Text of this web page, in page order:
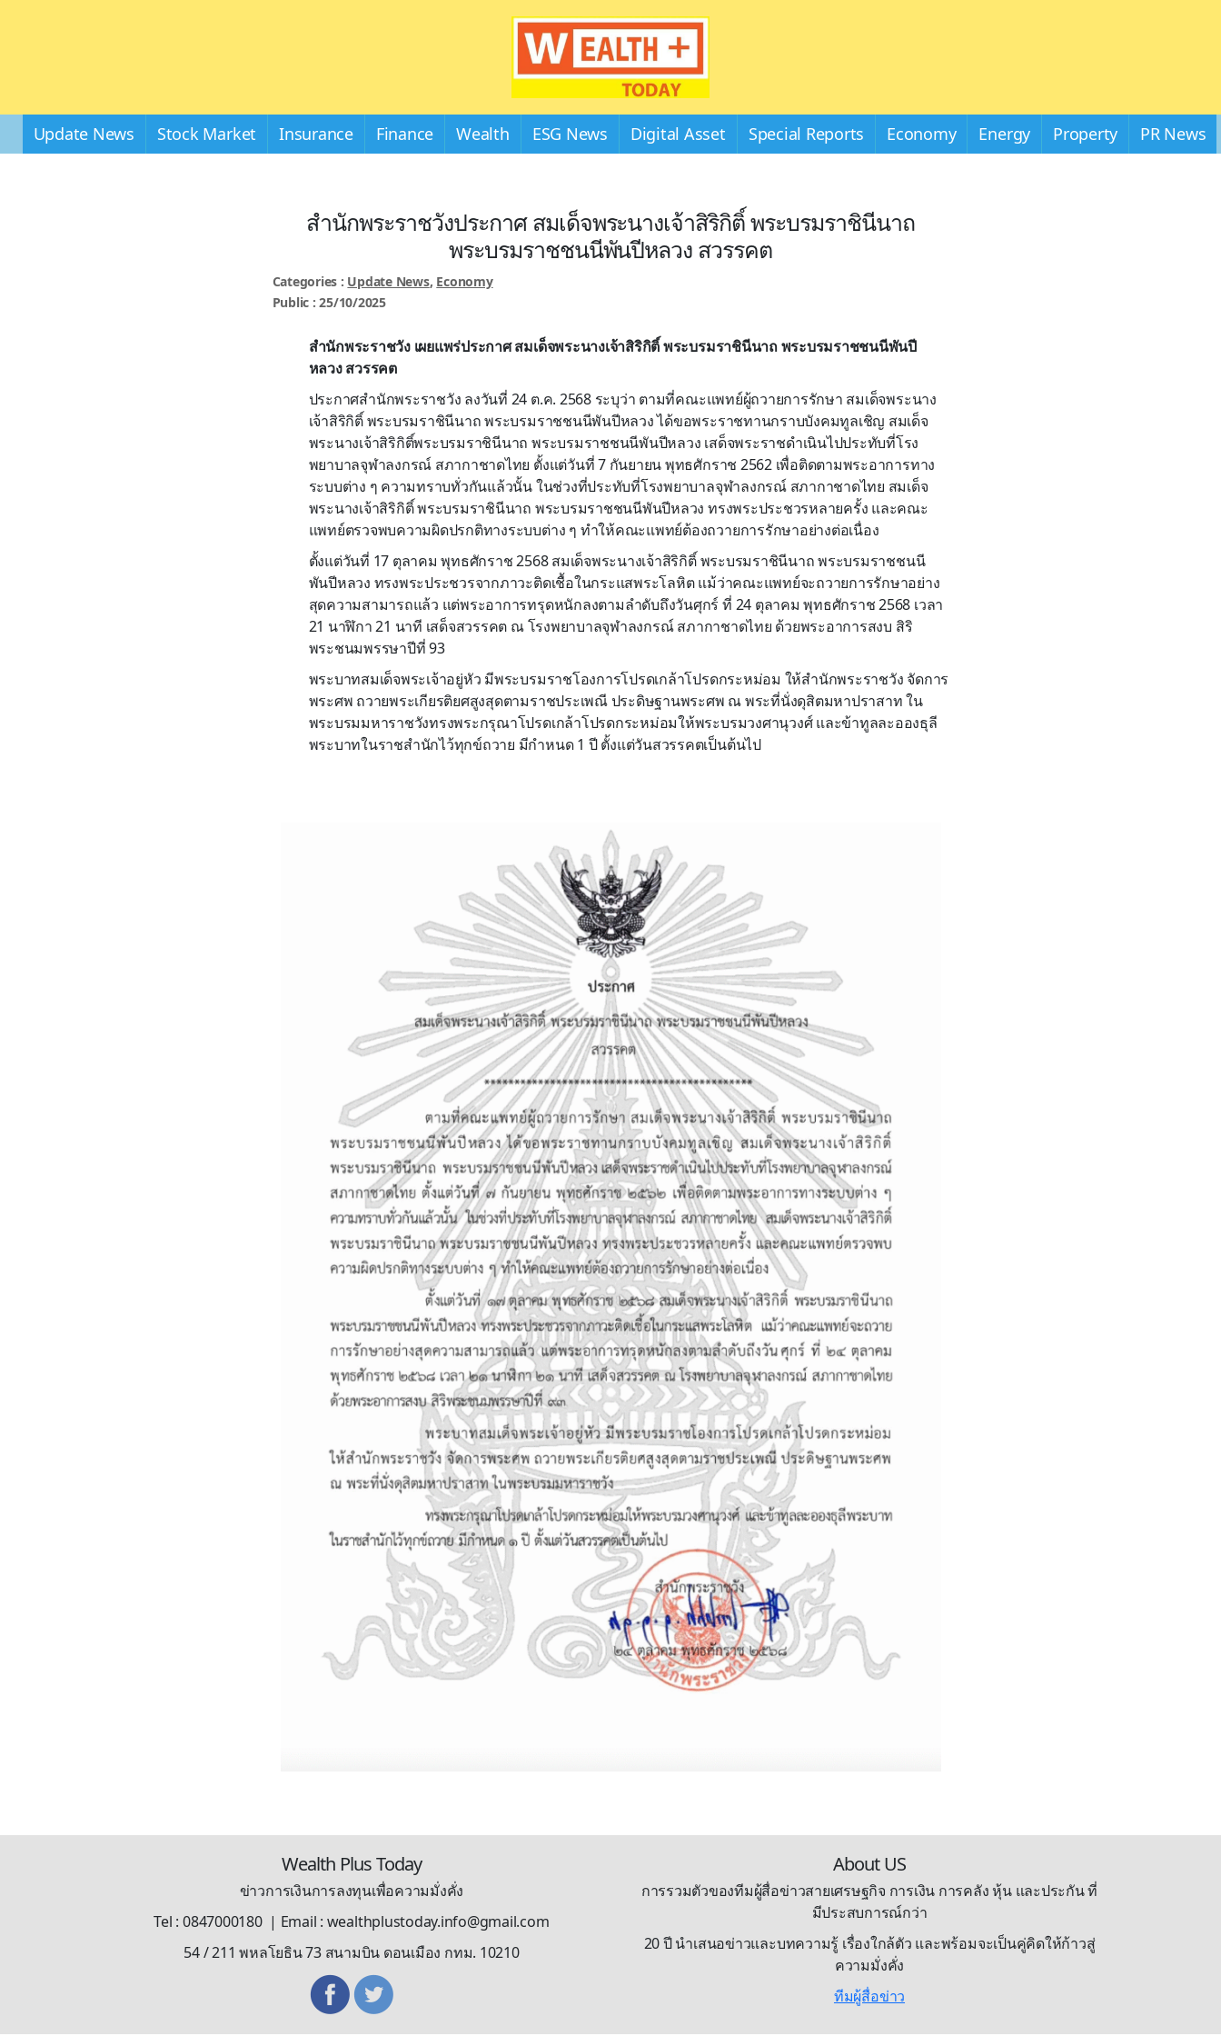
Update News Stock Market Insurance Finance Wealth ESG News Digital Asset Special Reports Economy Energy Property PR News
สำนักพระราชวังประกาศ สมเด็จพระนางเจ้าสิริกิติ์ พระบรมราชินีนาถ
พระบรมราชชนนีพันปีหลวง สวรรคต
Categories : Update News, Economy
Public : 25/10/2025
สำนักพระราชวัง เผยแพร่ประกาศ สมเด็จพระนางเจ้าสิริกิติ์ พระบรมราชินีนาถ พระบรมราชชนนีพันปี
หลวง สวรรคต
ประกาศสำนักพระราชวัง ลงวันที่ 24 ต.ค. 2568 ระบุว่า ตามที่คณะแพทย์ผู้ถวายการรักษา สมเด็จพระนาง
เจ้าสิริกิติ์ พระบรมราชินีนาถ พระบรมราชชนนีพันปีหลวง ได้ขอพระราชทานกราบบังคมทูลเชิญ สมเด็จ
พระนางเจ้าสิริกิติ์พระบรมราชินีนาถ พระบรมราชชนนีพันปีหลวง เสด็จพระราชดำเนินไปประทับที่โรง
พยาบาลจุฬาลงกรณ์ สภากาชาดไทย ตั้งแต่วันที่ 7 กันยายน พุทธศักราช 2562 เพื่อติดตามพระอาการทาง
ระบบต่าง ๆ ความทราบทั่วกันแล้วนั้น ในช่วงที่ประทับที่โรงพยาบาลจุฬาลงกรณ์ สภากาชาดไทย สมเด็จ
พระนางเจ้าสิริกิติ์ พระบรมราชินีนาถ พระบรมราชชนนีพันปีหลวง ทรงพระประชวรหลายครั้ง และคณะ
แพทย์ตรวจพบความผิดปรกติทางระบบต่าง ๆ ทำให้คณะแพทย์ต้องถวายการรักษาอย่างต่อเนื่อง
ตั้งแต่วันที่ 17 ตุลาคม พุทธศักราช 2568 สมเด็จพระนางเจ้าสิริกิติ์ พระบรมราชินีนาถ พระบรมราชชนนี
พันปีหลวง ทรงพระประชวรจากภาวะติดเชื้อในกระแสพระโลหิต แม้ว่าคณะแพทย์จะถวายการรักษาอย่าง
สุดความสามารถแล้ว แต่พระอาการทรุดหนักลงตามลำดับถึงวันศุกร์ ที่ 24 ตุลาคม พุทธศักราช 2568 เวลา
21 นาฬิกา 21 นาที เสด็จสวรรคต ณ โรงพยาบาลจุฬาลงกรณ์ สภากาชาดไทย ด้วยพระอาการสงบ สิริ
พระชนมพรรษาปีที่ 93
พระบาทสมเด็จพระเจ้าอยู่หัว มีพระบรมราชโองการโปรดเกล้าโปรดกระหม่อม ให้สำนักพระราชวัง จัดการ
พระศพ ถวายพระเกียรติยศสูงสุดตามราชประเพณี ประดิษฐานพระศพ ณ พระที่นั่งดุสิตมหาปราสาท ใน
พระบรมมหาราชวังทรงพระกรุณาโปรดเกล้าโปรดกระหม่อมให้พระบรมวงศานุวงศ์ และข้าทูลละอองธุลี
พระบาทในราชสำนักไว้ทุกข์ถวาย มีกำหนด 1 ปี ตั้งแต่วันสวรรคตเป็นต้นไป
Wealth Plus Today
ข่าวการเงินการลงทุนเพื่อความมั่งคั่ง
Tel : 0847000180 | Email : wealthplustoday.info@gmail.com
54 / 211 พหลโยธิน 73 สนามบิน ดอนเมือง กทม. 10210
About US
การรวมตัวของทีมผู้สื่อข่าวสายเศรษฐกิจ การเงิน การคลัง หุ้น และประกัน ที่
มีประสบการณ์กว่า
20 ปี นำเสนอข่าวและบทความรู้ เรื่องใกล้ตัว และพร้อมจะเป็นคู่คิดให้ก้าวสู่
ความมั่งคั่ง
ทีมผู้สื่อข่าว